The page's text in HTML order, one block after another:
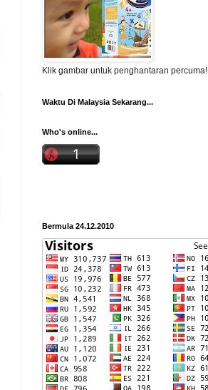
Klik gambar untuk penghantaran percuma!
Waktu Di Malaysia Sekarang...
Who's online...
Bermula 24.12.2010